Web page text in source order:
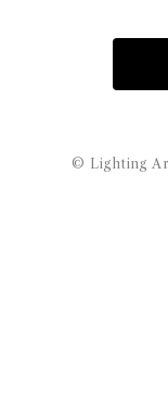
© Lighting Art